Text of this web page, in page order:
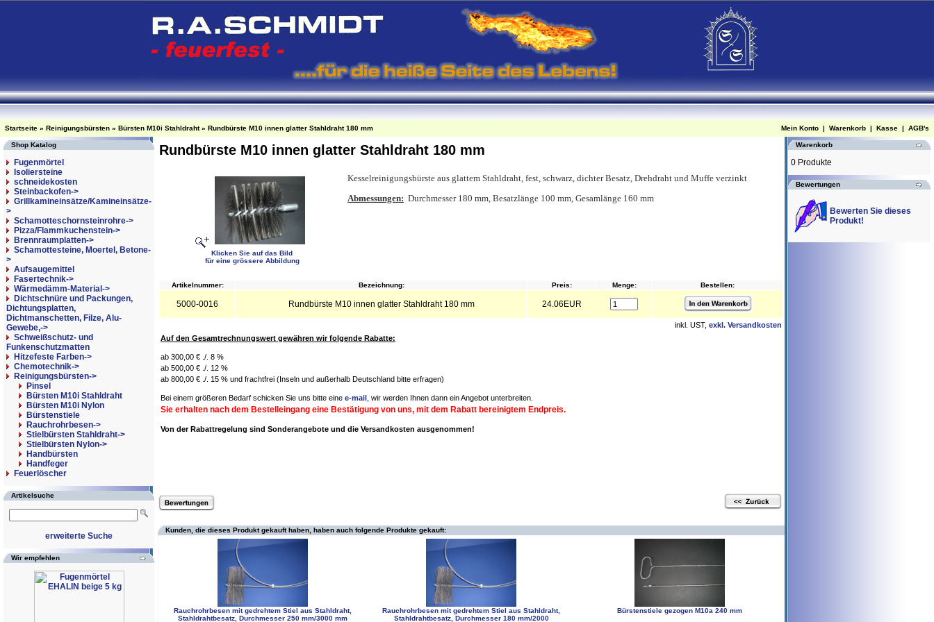
Startseite » Reinigungsbürsten » Bürsten M10i Stahldraht» Rundbürste M10 innen glatter Stahldraht 180 mm Mein Konto | Warenkorb | Kasse | AGB's
Shop Katalog
Fugenmörtel
Isoliersteine
schneidekosten
Steinbackofen->
Grillkamineinsätze/Kamineinsätze-
>
Schamotteschornsteinrohre->
Pizza/Flammkuchenstein->
Brennraumplatten->
Schamottesteine, Moertel, Betone-
>
Aufsaugemittel
Fasertechnik->
Wärmedämm-Material->
Dichtschnüre und Packungen,
Dichtungsplatten,
Dichtmanschetten, Filze, Alu-
Gewebe,->
Schweißschutz- und
Funkenschutzmatten
Hitzefeste Farben->
Chemotechnik->
Reinigungsbürsten->
Pinsel
Bürsten M10i Stahldraht
Bürsten M10i Nylon
Bürstenstiele
Rauchrohrbesen->
Stielbürsten Stahldraht->
Stielbürsten Nylon->
Handbürsten
Handfeger
Feuerlöscher
Artikelsuche
erweiterte Suche
Wir empfehlen
Rundbürste M10 innen glatter Stahldraht 180 mm
Klicken Sie auf das Bild
für eine grössere Abbildung
Kesselreinigungsbürste aus glattem Stahldraht, fest, schwarz, dichter Besatz, Drehdraht und Muffe verzinkt
Abmessungen: Durchmesser 180 mm, Besatzlänge 100 mm, Gesamlänge 160 mm
Artikelnummer: Bezeichnung: Preis: Menge: Bestellen:
5000-0016 Rundbürste M10 innen glatter Stahldraht 180 mm 24.06EUR
inkl. UST, exkl. Versandkosten
Auf den Gesamtrechnungswert gewähren wir folgende Rabatte:
ab 300,00 € ./. 8 %
ab 500,00 € ./. 12 %
ab 800,00 € ./. 15 % und frachtfrei (Inseln und außerhalb Deutschland bitte erfragen)
Bei einem größeren Bedarf schicken Sie uns bitte eine e-mail , wir werden Ihnen dann ein Angebot unterbreiten.
Sie erhalten nach dem Bestelleingang eine Bestätigung von uns, mit dem Rabatt bereinigtem Endpreis.
Von der Rabattregelung sind Sonderangebote und die Versandkosten ausgenommen!
Kunden, die dieses Produkt gekauft haben, haben auch folgende Produkte gekauft:
Rauchrohrbesen mit gedrehtem Stiel aus Stahldraht,
Stahldrahtbesatz, Durchmesser 250 mm/3000 mm
Rauchrohrbesen mit gedrehtem Stiel aus Stahldraht,
Stahldrahtbesatz, Durchmesser 180 mm/2000
Bürstenstiele gezogen M10a 240 mm
Warenkorb
0 Produkte
Bewertungen
Bewerten Sie dieses
Produkt!